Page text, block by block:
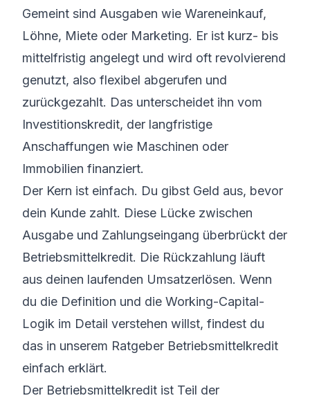
Gemeint sind Ausgaben wie Wareneinkauf,
Löhne, Miete oder Marketing. Er ist kurz- bis
mittelfristig angelegt und wird oft revolvierend
genutzt, also flexibel abgerufen und
zurückgezahlt. Das unterscheidet ihn vom
Investitionskredit, der langfristige
Anschaffungen wie Maschinen oder
Immobilien finanziert.
Der Kern ist einfach. Du gibst Geld aus, bevor
dein Kunde zahlt. Diese Lücke zwischen
Ausgabe und Zahlungseingang überbrückt der
Betriebsmittelkredit. Die Rückzahlung läuft
aus deinen laufenden Umsatzerlösen. Wenn
du die Definition und die Working-Capital-
Logik im Detail verstehen willst, findest du
das in unserem Ratgeber Betriebsmittelkredit
einfach erklärt.
Der Betriebsmittelkredit ist Teil der